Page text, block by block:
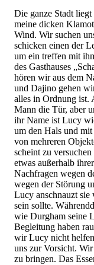
Die ganze Stadt
meine dicken
Wind. Wir suchen
schicken einen der
um ein treffen mit
des Gasthauses
hören wir aus dem
und Dajino gehen
alles in Ordnung ist.
Mann die Tür, aber
ihr Name ist Lucy
um den Hals und
von mehreren
scheint zu
etwas außerhalb
Nachfragen wegen
wegen der Störung
Lucy anschnauzt sie
sein sollte.
wie Durgham seine
Begleitung haben
wir Lucy nicht
uns zur Vorsicht.
zu bringen. Das